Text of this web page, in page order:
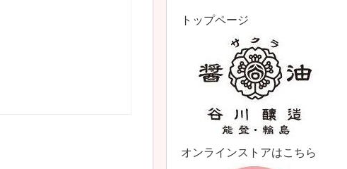
トップページ
オンラインストアはこちら